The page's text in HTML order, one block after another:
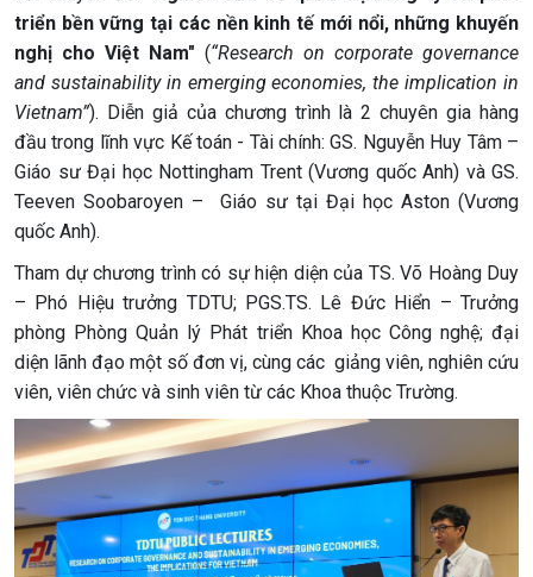
triển bền vững tại các nền kinh tế mới nổi, những khuyến
nghị cho Việt Nam" (“Research on corporate governance
and sustainability in emerging economies, the implication in
Vietnam”). Diễn giả của chương trình là 2 chuyên gia hàng
đầu trong lĩnh vực Kế toán - Tài chính: GS. Nguyễn Huy Tâm –
Giáo sư Đại học Nottingham Trent (Vương quốc Anh) và GS.
Teeven Soobaroyen – Giáo sư tại Đại học Aston (Vương
quốc Anh).
Tham dự chương trình có sự hiện diện của TS. Võ Hoàng Duy
– Phó Hiệu trưởng TDTU; PGS.TS. Lê Đức Hiển – Trưởng
phòng Phòng Quản lý Phát triển Khoa học Công nghệ; đại
diện lãnh đạo một số đơn vị, cùng các giảng viên, nghiên cứu
viên, viên chức và sinh viên từ các Khoa thuộc Trường.